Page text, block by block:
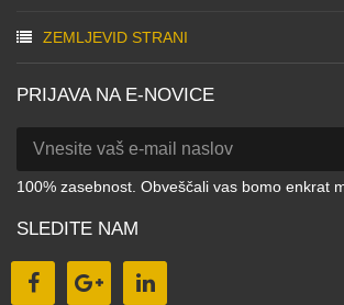
ZEMLJEVID STRANI
PRIJAVA NA E-NOVICE
100% zasebnost. Obveščali vas bomo enkrat
SLEDITE NAM